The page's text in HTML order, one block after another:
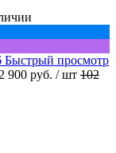
Быстрый просмотр
900 руб. / шт 102